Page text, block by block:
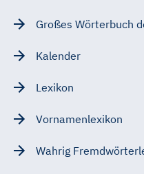
Großes Wörterbuch
Kalender
Lexikon
Vornamenlexikon
Wahrig